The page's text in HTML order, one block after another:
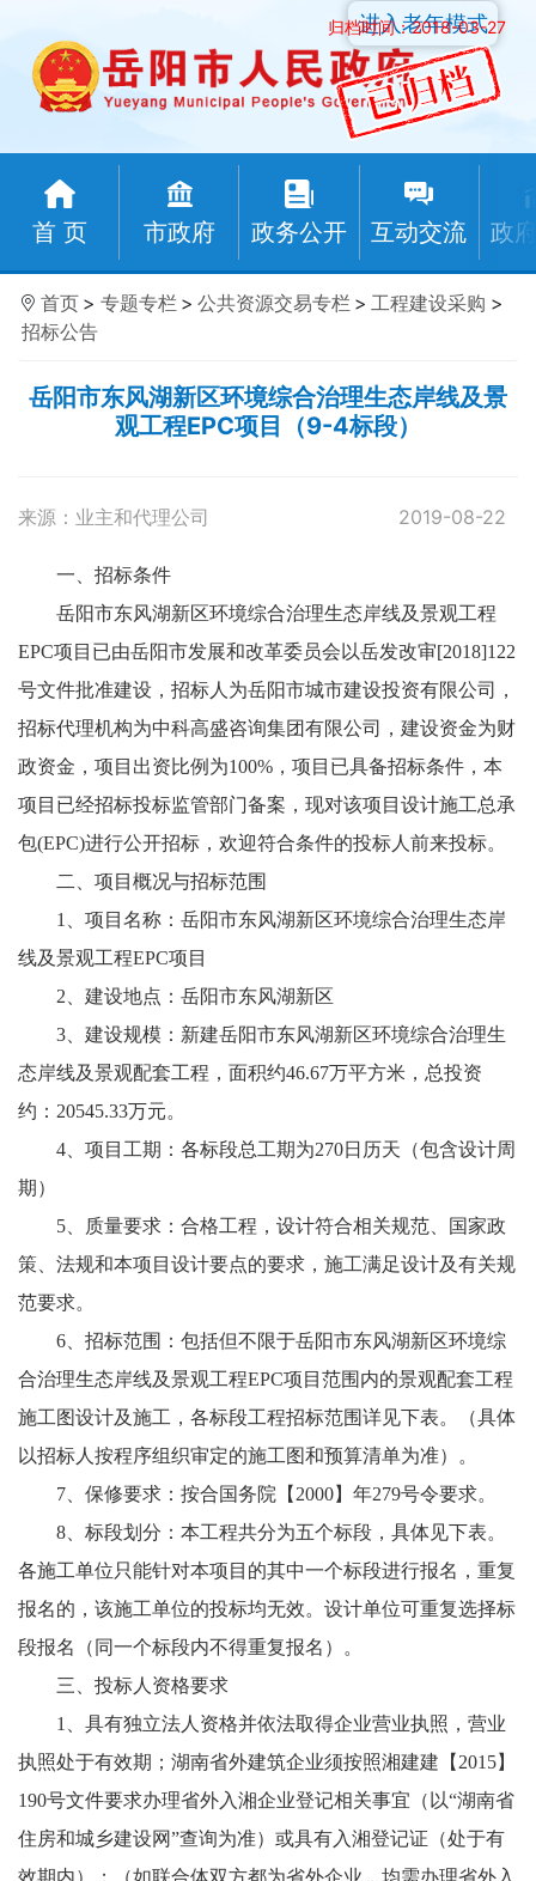
归档时间：2018-03-27
首 页 市政府 政务公开 互动交流 政
进入老年模式
首页 > 专题专栏 > 公共资源交易专栏 > 工程建设采购 >
招标公告
岳阳市东风湖新区环境综合治理生态岸线及景
观工程EPC项目（9-4标段）
来源：业主和代理公司 2019-08-22
一、招标条件
岳阳市东风湖新区环境综合治理生态岸线及景观工程
EPC项目已由岳阳市发展和改革委员会以岳发改审[2018]122
号文件批准建设，招标人为岳阳市城市建设投资有限公司，
招标代理机构为中科高盛咨询集团有限公司，建设资金为财
政资金，项目出资比例为100%，项目已具备招标条件，本
项目已经招标投标监管部门备案，现对该项目设计施工总承
包(EPC)进行公开招标，欢迎符合条件的投标人前来投标。
二、项目概况与招标范围
1、项目名称：岳阳市东风湖新区环境综合治理生态岸
线及景观工程EPC项目
2、建设地点：岳阳市东风湖新区
3、建设规模：新建岳阳市东风湖新区环境综合治理生
态岸线及景观配套工程，面积约46.67万平方米，总投资
约：20545.33万元。
4、项目工期：各标段总工期为270日历天（包含设计周
期）
5、质量要求：合格工程，设计符合相关规范、国家政
策、法规和本项目设计要点的要求，施工满足设计及有关规
范要求。
6、招标范围：包括但不限于岳阳市东风湖新区环境综
合治理生态岸线及景观工程EPC项目范围内的景观配套工程
施工图设计及施工，各标段工程招标范围详见下表。（具体
以招标人按程序组织审定的施工图和预算清单为准）。
7、保修要求：按合国务院【2000】年279号令要求。
8、标段划分：本工程共分为五个标段，具体见下表。
各施工单位只能针对本项目的其中一个标段进行报名，重复
报名的，该施工单位的投标均无效。设计单位可重复选择标
段报名（同一个标段内不得重复报名）。
三、投标人资格要求
1、具有独立法人资格并依法取得企业营业执照，营业
执照处于有效期；湖南省外建筑企业须按照湘建建【2015】
190号文件要求办理省外入湘企业登记相关事宜（以“湖南省
住房和城乡建设网”查询为准）或具有入湘登记证（处于有